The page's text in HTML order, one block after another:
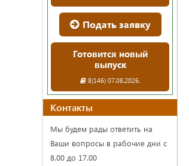
Подать заявку
Готовится новый
выпуск
8(146) 07.08.2026.
Контакты
Мы будем рады ответить на
Ваши вопросы в рабочие дни с
8.00 до 17.00